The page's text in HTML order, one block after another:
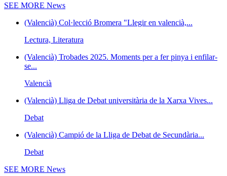
SEE MORE News
(Valencià) Col·lecció Bromera "Llegir en valencià,...
Lectura, Literatura
(Valencià) Trobades 2025. Moments per a fer pinya i enfilar-
se...
Valencià
(Valencià) Lliga de Debat universitària de la Xarxa Vives...
Debat
(Valencià) Campió de la Lliga de Debat de Secundària...
Debat
SEE MORE News